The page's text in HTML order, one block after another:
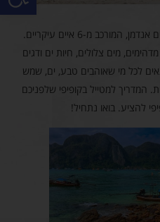
קופיפי הוא ארכיפלג תאילנדי קטן בים אנדמן, המורכב מ-6 איים עיקריים.
מים צלולים, חיות ים ודגים
לכל מי שאוהבים טבע, ים, שמש
המדריך למטייל בקופיפי שלפניכם
להציע. בואו נתחיל!